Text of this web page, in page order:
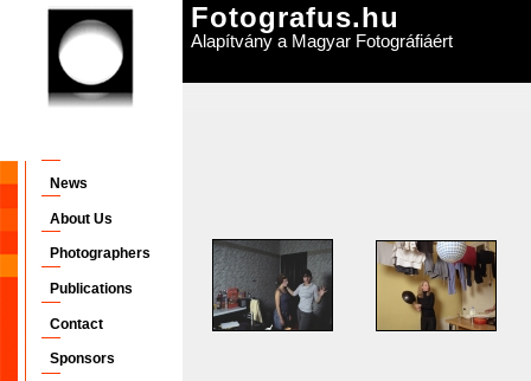
Fotografus.hu
Alapítvány a Magyar Fotográfiáért
News
About Us
Photographers
Publications
Contact
Sponsors